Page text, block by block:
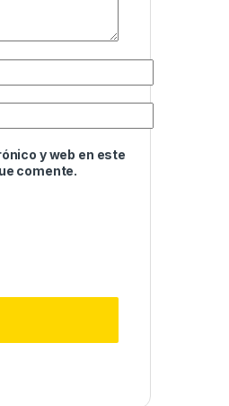
y web en este
comente.